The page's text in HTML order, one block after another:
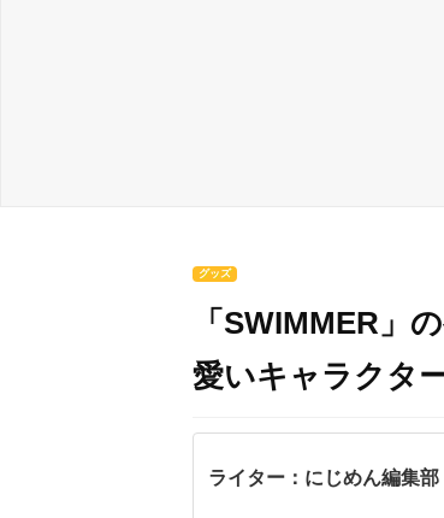
グッズ
「SWIMMER」
愛いキャラクタ
ライター：にじめん編集部